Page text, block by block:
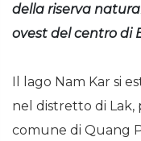
della riserva
ovest del centro di
Il lago Nam Kar si
nel distretto di Lak,
comune di Quang